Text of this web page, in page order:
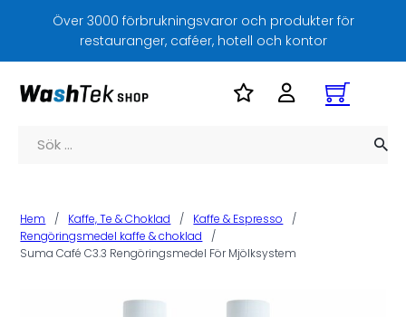
Över 3000 förbrukningsvaror och produkter för
restauranger, caféer, hotell och kontor
Sök
Hem / Kaffe, Te & Choklad / Kaffe & Espresso
/
Rengöringsmedel kaffe & choklad
/
Suma Café C3.3 Rengöringsmedel För Mjölksystem